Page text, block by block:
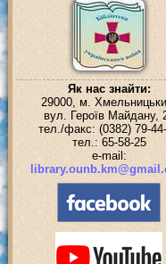
Як нас знайти:
29000, м.
вул. Героїв Майдану,
тел./факс: (0382) 79-
тел.: 65-58-25
e-mail: